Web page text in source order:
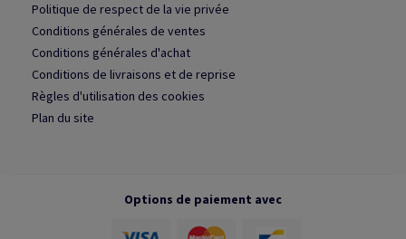
Politique de respect de la vie privée
Conditions générales de ventes
Conditions générales d'achat
Conditions de livraisons et de reprise
Règles d'utilisation des cookies
Plan du site
Options de paiement avec